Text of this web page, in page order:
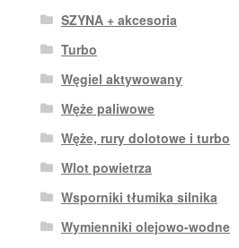
SZYNA + akcesoria
Turbo
Węgiel aktywowany
Węże paliwowe
Węże, rury dolotowe i turbo
Wlot powietrza
Wsporniki tłumika silnika
Wymienniki olejowo-wodne